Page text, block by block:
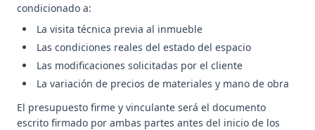
condicionado a:
La visita técnica previa al inmueble
Las condiciones reales del estado del espacio
Las modificaciones solicitadas por el cliente
La variación de precios de materiales y mano de obra
El presupuesto firme y vinculante será el documento
escrito firmado por ambas partes antes del inicio de los